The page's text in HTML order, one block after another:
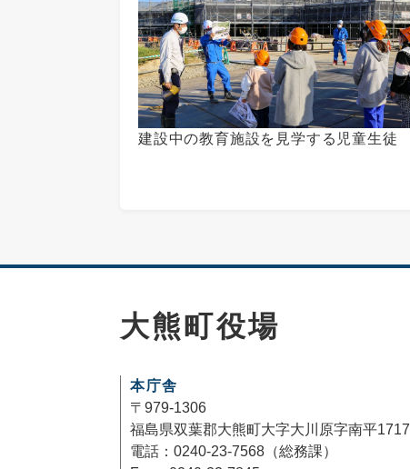
建設中の教育施設を見学する児童生徒
大熊町役場
本庁舎
〒979-1306
福島県双葉郡大熊町大字大川原字南平1717
電話：0240-23-7568（総務課）